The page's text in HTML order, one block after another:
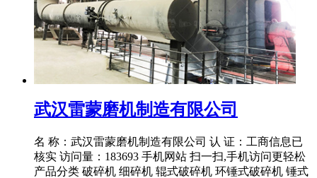
武汉雷蒙磨机制造有限公司
名 称：武汉雷蒙磨机制造有限公司 认 证：工商信息已
核实 访问量：183693 手机网站 扫一扫,手机访问更轻松
产品分类 破碎机 细碎机 辊式破碎机 环锤式破碎机 锤式